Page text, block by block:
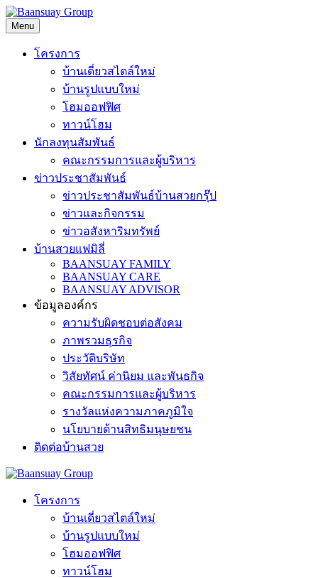
Skip
to
content
Menu
โครงการ
บ้านเดี่ยวสไตล์ใหม่
บ้านรูปแบบใหม่
โฮมออฟฟิศ
ทาวน์โฮม
นักลงทุนสัมพันธ์
คณะกรรมการและผู้บริหาร
ข่าวประชาสัมพันธ์
ข่าวประชาสัมพันธ์บ้านสวยกรุ๊ป
ข่าวและกิจกรรม
ข่าวอสังหาริมทรัพย์
บ้านสวยแฟมิลี่
BAANSUAY FAMILY
BAANSUAY CARE
BAANSUAY ADVISOR
ข้อมูลองค์กร
ความรับผิดชอบต่อสังคม
ภาพรวมธุรกิจ
ประวัติบริษัท
วิสัยทัศน์ ค่านิยม และพันธกิจ
คณะกรรมการและผู้บริหาร
รางวัลแห่งความภาคภูมิใจ
นโยบายด้านสิทธิมนุษยชน
ติดต่อบ้านสวย
โครงการ
บ้านเดี่ยวสไตล์ใหม่
บ้านรูปแบบใหม่
โฮมออฟฟิศ
ทาวน์โฮม